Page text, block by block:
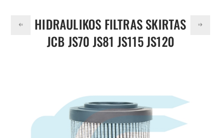
HIDRAULIKOS FILTRAS SKIRTAS
JCB JS70 JS81 JS115 JS120